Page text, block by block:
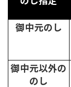
御中元のし
御中元以外の
のし